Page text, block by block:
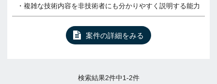
・複雑な技術内容を非技術者にも分かりやすく説明する能力
案件の詳細をみる
検索結果2件中1-2件